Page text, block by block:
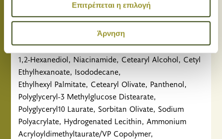
Χρησιμοποιούμε cookie για την εξατομίκευση
περιεχομένου και διαφημίσεων, την παροχή λειτουργιών
κοινωνικών μέσων και την ανάλυση της
επισκεψιμότητάς μας. Επιπλέον, μοιραζόμαστε
πληροφορίες που αφορούν τον τρόπο που
χρησιμοποιείτε τον ιστότοπό μας με συνεργάτες
κοινωνικών μέσων, διαφήμισης και αναλύσεων, οι
οποίοι ενδεχομένως να τις συνδυάσουν με άλλες
πληροφορίες που τους έχετε παραχωρήσει ή τις οποίες
έχουν συλλέξει σε σχέση με την από μέρους σας χρήση
των υπηρεσιών τους.
Επιτρέπεται η επιλογή
Άρνηση
Συστατικά: Rubus Fruticosus (Blackberry) 63% Fruit
Extract, Euterpe Oleracea Fruit Extract, Vaccinium
Angustifolium (Blueberry) Fruit Extract, Glycerin,
Butylene Glycol, Water, Caprylic/Capric Triglyceride,
1,2-Hexanediol, Niacinamide, Cetearyl Alcohol, Cetyl
Ethylhexanoate, Isododecane,
Ethylhexyl Palmitate, Cetearyl Olivate, Panthenol,
Polyglyceryl-3 Methylglucose Distearate,
Polyglyceryl10 Laurate, Sorbitan Olivate, Sodium
Polyacrylate, Hydrogenated Lecithin, Ammonium
Acryloyldimethyltaurate/VP Copolymer,